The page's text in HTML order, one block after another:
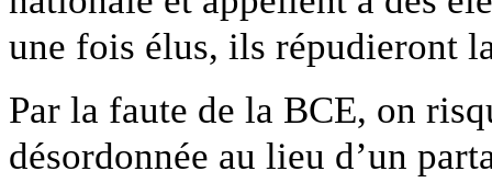
une fois élus, ils répudieront
Par la faute de la BCE, on
désordonnée au lieu d’un